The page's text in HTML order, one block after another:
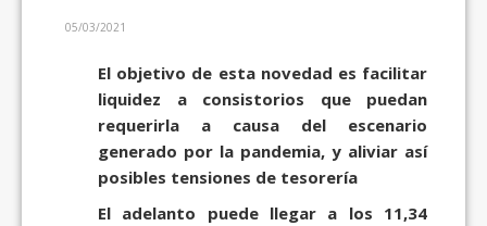
05/03/2021
El objetivo de esta novedad es facilitar
liquidez a consistorios que puedan
requerirla a causa del escenario
generado por la pandemia, y aliviar así
posibles tensiones de tesorería
El adelanto puede llegar a los 11,34